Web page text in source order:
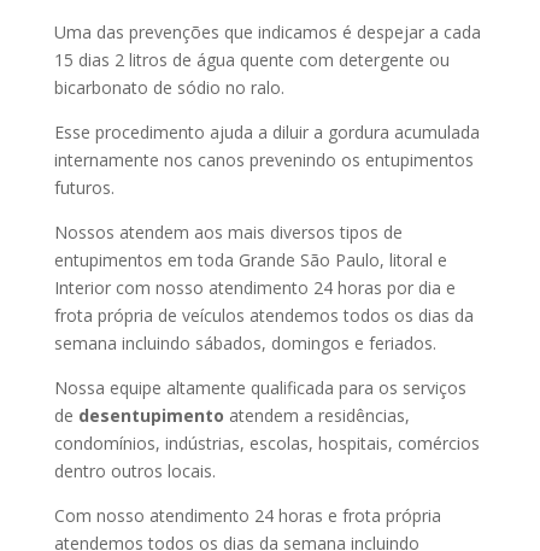
Uma das prevenções que indicamos é despejar a cada
15 dias 2 litros de água quente com detergente ou
bicarbonato de sódio no ralo.
Esse procedimento ajuda a diluir a gordura acumulada
internamente nos canos prevenindo os entupimentos
futuros.
Nossos atendem aos mais diversos tipos de
entupimentos em toda Grande São Paulo, litoral e
Interior com nosso atendimento 24 horas por dia e
frota própria de veículos atendemos todos os dias da
semana incluindo sábados, domingos e feriados.
Nossa equipe altamente qualificada para os serviços
de desentupimento atendem a residências,
condomínios, indústrias, escolas, hospitais, comércios
dentro outros locais.
Com nosso atendimento 24 horas e frota própria
atendemos todos os dias da semana incluindo